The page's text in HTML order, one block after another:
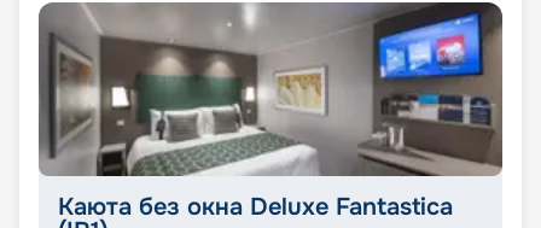
Каюта без окна Deluxe Fantastica